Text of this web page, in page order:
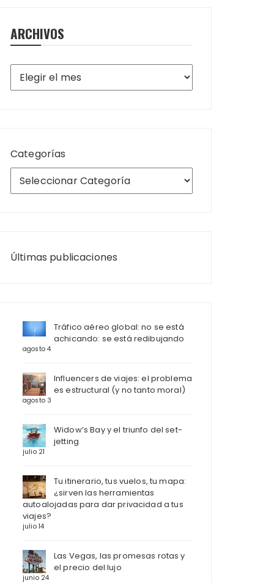
ARCHIVOS
Archivos
Categorías
Últimas publicaciones
Tráfico aéreo global: no se está
achicando: se está redibujando
agosto 4
Influencers de viajes: el problema
es estructural (y no tanto moral)
agosto 3
Widow’s Bay y el triunfo del set-
jetting
julio 21
Tu itinerario, tus vuelos, tu mapa:
¿sirven las herramientas
autoalojadas para dar privacidad a tus
viajes?
julio 14
Las Vegas, las promesas rotas y
el precio del lujo
junio 24